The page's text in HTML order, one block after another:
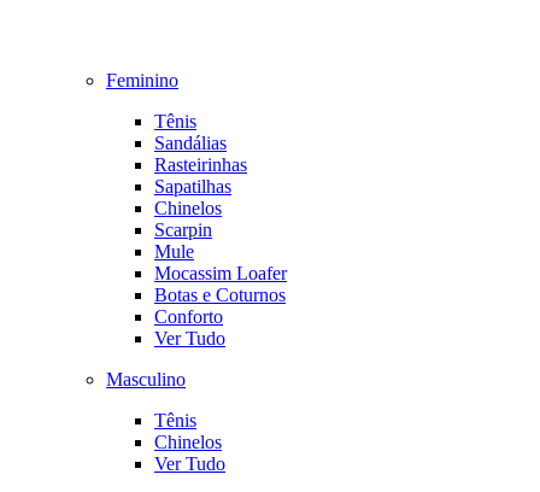
Feminino
Tênis
Sandálias
Rasteirinhas
Sapatilhas
Chinelos
Scarpin
Mule
Mocassim Loafer
Botas e Coturnos
Conforto
Ver Tudo
Masculino
Tênis
Chinelos
Ver Tudo